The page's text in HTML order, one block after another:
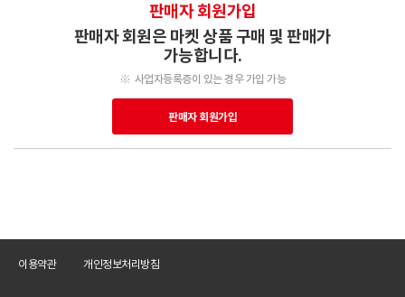
판매자 회원가입
판매자 회원은 마켓 상품 구매 및 판매가
가능합니다.
사업자등록증이 있는 경우 가입 가능
판매자 회원가입
이용약관 개인정보처리방침